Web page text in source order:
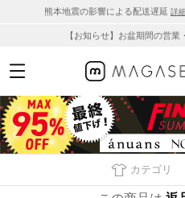
熊本地震の影響による配送遅延 詳
【お知らせ】お盆期間の営
カテゴリ